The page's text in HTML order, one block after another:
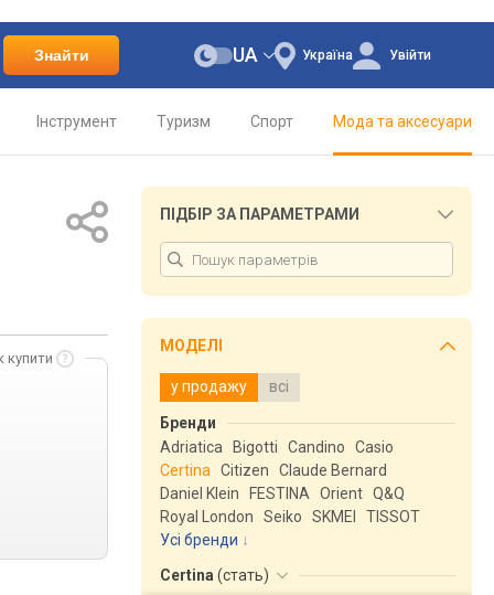
Знайти Україна
UA Увійти
Інструмент Туризм Спорт Мода та аксесуари
купити
ПІДБІР ЗА ПАРАМЕТРАМИ
МОДЕЛІ
у продажу всі
Бренди
Adriatica
Bigotti Candino
Casio
Certina
Citizen
Claude Bernard
Daniel Klein
FESTINA Orient Q&Q
Royal London
Seiko SKMEI
TISSOT
Усі бренди
Certina (стать)